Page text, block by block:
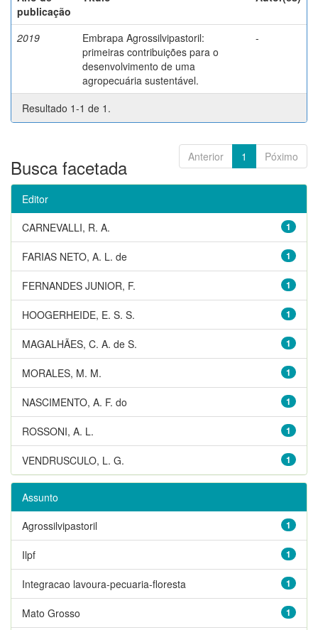
publicação
2019
Embrapa Agrossilvipastoril:
primeiras contribuições para o
desenvolvimento de uma
agropecuária sustentável.
-
Resultado 1-1 de 1.
Anterior 1 Póximo
Busca facetada
Editor
1
CARNEVALLI, R. A.
1
FARIAS NETO, A. L. de
1
FERNANDES JUNIOR, F.
1
HOOGERHEIDE, E. S. S.
1
MAGALHÃES, C. A. de S.
1
MORALES, M. M.
1
NASCIMENTO, A. F. do
1
ROSSONI, A. L.
1
VENDRUSCULO, L. G.
Assunto
1
Agrossilvipastoril
1
Ilpf
1
Integracao lavoura-pecuaria-floresta
1
Mato Grosso